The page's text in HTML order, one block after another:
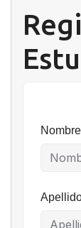
Nombre